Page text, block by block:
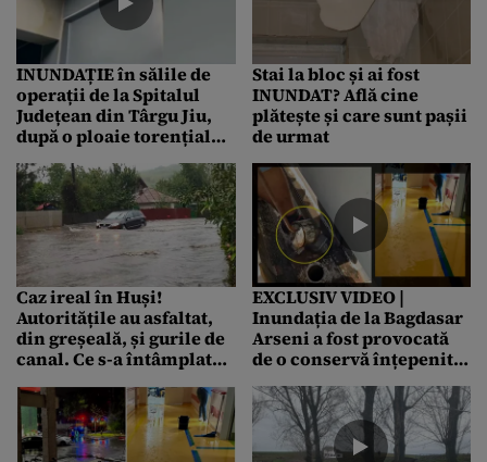
INUNDAȚIE în sălile de
operații de la Spitalul
Județean din Târgu Jiu,
după o ploaie torențială.
al clădirii
Stai la bloc și ai fost
INUNDAT? Află cine
plătește și care sunt pașii
de urmat
Caz ireal în Huși!
Autoritățile au asfaltat,
din greșeală, și gurile de
canal. Ce s-a întâmplat
EXCLUSIV VIDEO |
Inundația de la Bagdasar
Arseni a fost provocată
de o conservă înțepenită
măsuri va lua
conducerea spitalului